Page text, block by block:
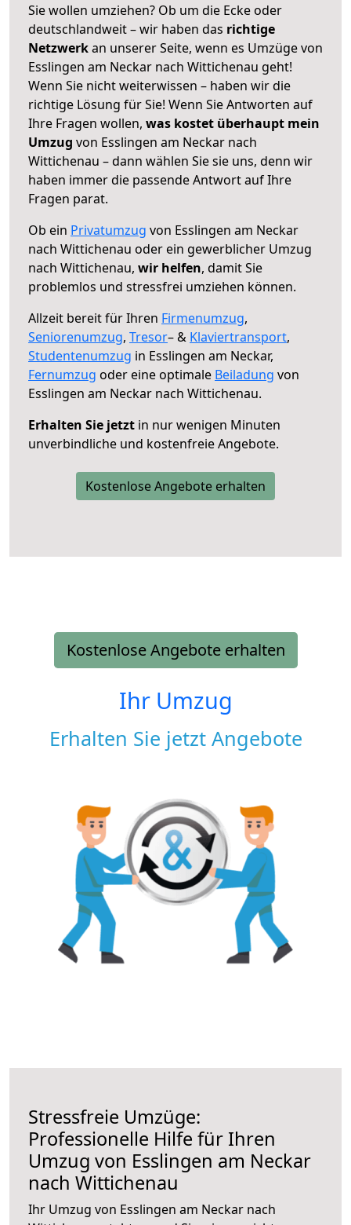
Sie wollen umziehen? Ob um die Ecke oder
deutschlandweit – wir haben das richtige
Netzwerkan unserer Seite, wenn es Umzüge von
Esslingen am Neckar nach Wittichenau geht!
Wenn Sie nicht weiterwissen – haben wir die
richtige Lösung für Sie! Wenn Sie Antworten auf
Ihre Fragen wollen, was kostet überhaupt mein
Umzug von Esslingen am Neckar nach
Wittichenau – dann wählen Sie sie uns, denn wir
haben immer die passende Antwort auf Ihre
Fragen parat.
Ob ein Privatumzug von Esslingen am Neckar
nach Wittichenau oder ein gewerblicher Umzug
nach Wittichenau, wir helfen, damit Sie
problemlos und stressfrei umziehen können.
Allzeit bereit für Ihren Firmenumzug,
Seniorenumzug, Tresor– & Klaviertransport,
Studentenumzug in Esslingen am Neckar,
Fernumzug oder eine optimale Beiladung von
Esslingen am Neckar nach Wittichenau.
Erhalten Sie jetzt in nur wenigen Minuten
unverbindliche und kostenfreie Angebote.
Kostenlose Angebote erhalten
Kostenlose Angebote erhalten
Ihr Umzug
Erhalten Sie jetzt Angebote
Stressfreie Umzüge:
Professionelle Hilfe für Ihren
Umzug von Esslingen am Neckar
nach Wittichenau
Ihr Umzug von Esslingen am Neckar nach